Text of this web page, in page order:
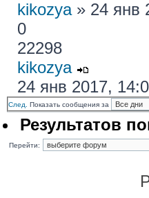
kikozya» 24 янв
0
22298
kikozya
24 янв 2017,
След. Показать сообщения за
Результатов
Перейти: